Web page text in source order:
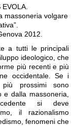
massoneria volgare
2012.
a tutti le principali
ideologico, che
più recenti e più
occidentale. Se i
prossimi sono
e dalla massoneria,
si deve
il razionalismo
fenomeni che